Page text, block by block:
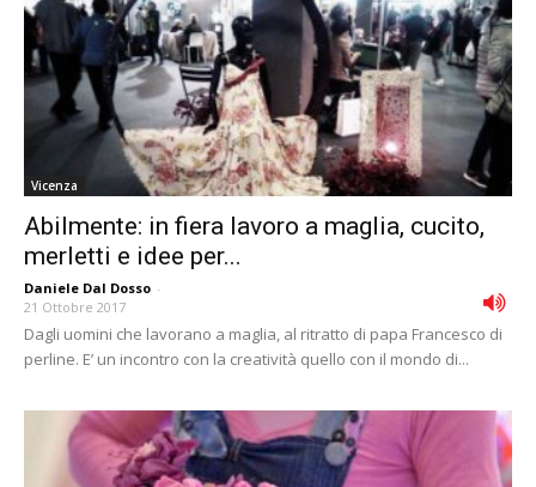
Vicenza
Abilmente: in fiera lavoro a maglia, cucito,
merletti e idee per...
Daniele Dal Dosso -
21 Ottobre 2017
Dagli uomini che lavorano a maglia, al ritratto di papa Francesco di
perline. E’ un incontro con la creatività quello con il mondo di...